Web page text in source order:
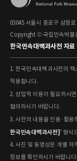
03045 서울시 종로구 삼청로
Copyright © 국립민속박물
한국민속대백과사전 자료
1. 한국민속대백과사전의
적용합니다.
2. 상업적 이용이 필요하시
협의하시기 바랍니다.
3. 사전의 내용을 인용·활용
한국민속대백과사전] ' 형식
4. 사진 및 동영상은 개별 저
정보를 확인하시기 바랍니다.